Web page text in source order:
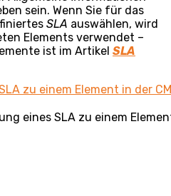
nur bei Elementen der
Diensteangezeigt,
die durch einen Vertrag
Unter dem Vertragsnamen
Dienstes im